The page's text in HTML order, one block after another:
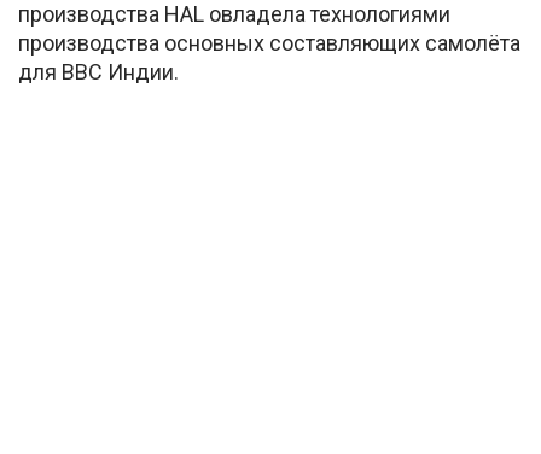
производства HAL овладела технологиями
производства основных составляющих самолёта
для ВВС Индии.